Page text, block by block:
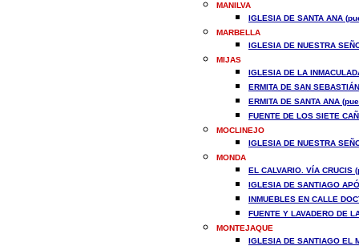
MANILVA
IGLESIA DE SANTA ANA
MARBELLA
IGLESIA DE NUESTRA
MIJAS
IGLESIA DE LA
ERMITA DE SAN
ERMITA DE SANTA ANA
FUENTE DE LOS SIETE
MOCLINEJO
IGLESIA DE NUESTRA
MONDA
EL CALVARIO. VÍA CRUCIS
IGLESIA DE SANTIAGO
INMUEBLES EN CALLE
FUENTE Y LAVADERO DE
MONTEJAQUE
IGLESIA DE SANTIAGO EL